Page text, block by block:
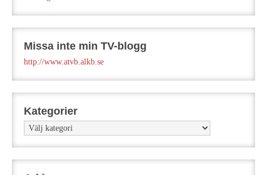
Missa inte min TV-blogg
http://www.atvb.alkb.se
Kategorier
Kategorier